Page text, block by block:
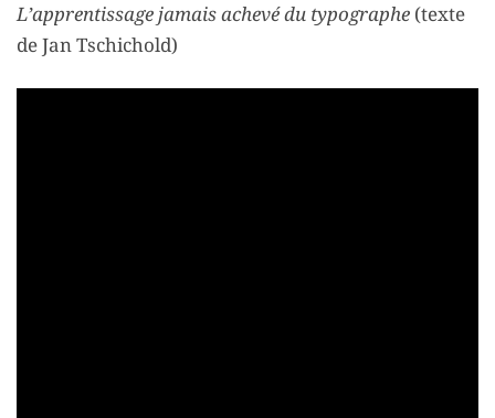
L’apprentissage jamais achevé du typographe (texte
de Jan Tschichold)